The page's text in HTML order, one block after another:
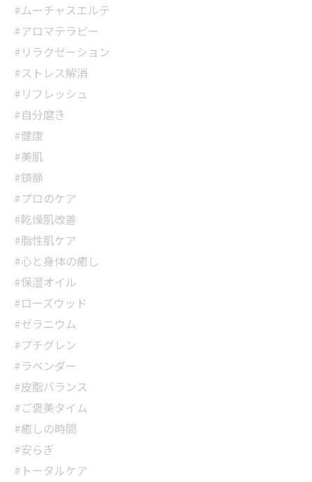
#ムーチャスエルテ
#アロマテラピー
#リラクゼーション
#ストレス解消
#リフレッシュ
#自分磨き
#健康
#美肌
#鎮静
#プロのケア
#乾燥肌改善
#脂性肌ケア
#心と身体の癒し
#保湿オイル
#ローズウッド
#ゼラニウム
#プチグレン
#ラベンダー
#皮脂バランス
#ご褒美タイム
#癒しの時間
#安らぎ
#トータルケア